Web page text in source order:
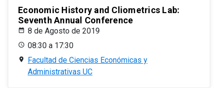
Economic History and Cliometrics Lab:
Seventh Annual Conference
8 de Agosto de 2019
08:30 a 17:30
Facultad de Ciencias Económicas y
Administrativas UC